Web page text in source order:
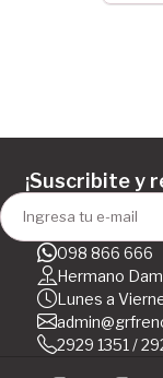
¡Suscribite y
098 866 666
Hermano
Lunes a
2929 1351 /